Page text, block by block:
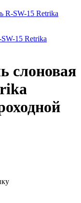
R-SW-15 Retrika
слоновая